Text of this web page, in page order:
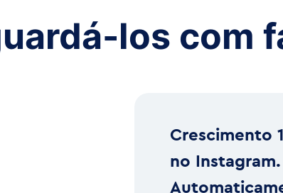
COMENTÁRIOS BLOGUE
los com
Crescimento
no Instagram.